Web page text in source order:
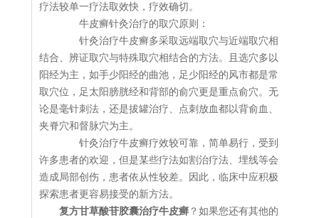
疗法较单一疗法取效快，疗效确切。
牛皮癣针灸治疗的取穴原则：
针灸治疗牛皮癣多采取远端取穴与近端取穴相
结合、辨证取穴与特殊取穴相结合的方法。且选穴多以
阳经为主，如手少阳经的曲池，足少阳经的风市都是常
取穴位，足太阳膀胱经和背部的俞穴更是重点俞穴。无
论是毫针刺法，还是拔罐治疗、点刺放血都以背俞血、
夹脊穴和督脉穴为主。
针灸治疗牛皮癣疗效较可靠，简单易行，受到
许多患者的欢迎，但是某些疗法如割治疗法、埋线等会
造成局部创伤，患者依从性较差。因此，临床中应积极
探索患者更容易接受的新方法。
复方甘草酸苷胶囊治疗牛皮癣 ？如果您还有其他的